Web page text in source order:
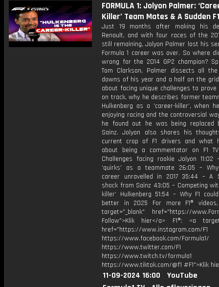
FORMULA 1: Jolyon Palmer:
Killer’ Team Mates & A Sudden
Just 19 months after making his
Renault, and with four races of the
still remaining, Jolyon Palmer lost his
Formula 1 career was over. So where
wrong for the 2014 GP2 champion?
Tom Clarkson, Palmer dissects all
downs of his year and a half on the
about facing unique challenges to
on track, why he describes former
Hulkenberg as a ‘career-killer’, when
enjoying racing and the controversial
he found out he was being replaced
Sainz. Jolyon also shares his
current crop of F1 drivers and what
about being a commentator on F1
Challenges facing rookie Jolyon 11:02
‘quirks’ as a teammate 26:05 – Why
career unravelled in 2017 35:44 – A
shock from Sainz 43:05 – Competing
killer’ Hulkenberg 51:54 – Why F1
better in 2025 For more F1®
target="_blank" href="https://
Follow">Klik hier</a> F1®: <a
href="https://www.instagram.com/F1
https://www.facebook.com/Formula1/
https://www.twitter.com/F1
https://www.twitch.tv/formula1
https://www.tiktok.com/@f1 #F1">Klik
11-09-2024 16:00
YouTube